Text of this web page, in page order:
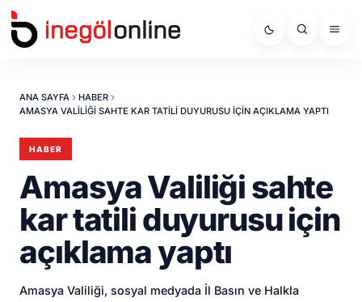
ANA SAYFA
HABER
AMASYA VALILIĞI SAHTE KAR TATILI DUYURUSU IÇIN AÇIKLAMA YAPTI
HABER
Amasya Valiliği sahte
kar tatili duyurusu için
açıklama yaptı
Amasya Valiliği, sosyal medyada İl Basın ve Halkla